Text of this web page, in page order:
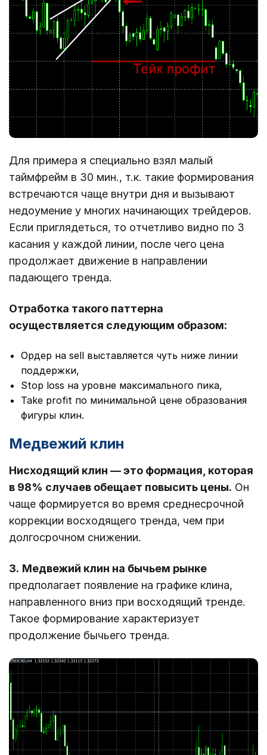
Для примера я специально взял малый
таймфрейм в 30 мин., т.к. такие формирования
встречаются чаще внутри дня и вызывают
недоумение у многих начинающих трейдеров.
Если приглядеться, то отчетливо видно по 3
касания у каждой линии, после чего цена
продолжает движение в направлении
падающего тренда.
Отработка такого паттерна
осуществляется следующим образом:
Ордер на sell выставляется чуть ниже линии
поддержки,
Stop loss на уровне максимального пика,
Take profit по минимальной цене образования
фигуры клин.
Медвежий клин
Нисходящий клин — это формация, которая
в 98% случаев обещает повысить цены. Он
чаще формируется во время среднесрочной
коррекции восходящего тренда, чем при
долгосрочном снижении.
3. Медвежий клин на бычьем рынке
предполагает появление на графике клина,
направленного вниз при восходящий тренде.
Такое формирование характеризует
продолжение бычьего тренда.